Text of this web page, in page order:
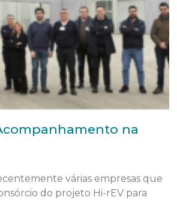
na
várias empresas que
do projeto Hi-rEV para